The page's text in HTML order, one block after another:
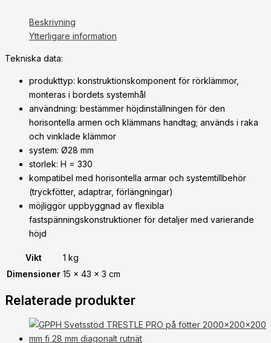
Beskrivning
Ytterligare information
Tekniska data:
produkttyp: konstruktionskomponent för rörklämmor,
monteras i bordets systemhål
användning: bestämmer höjdinställningen för den
horisontella armen och klämmans handtag; används i raka
och vinklade klämmor
system: Ø28 mm
storlek: H = 330
kompatibel med horisontella armar och systemtillbehör
(tryckfötter, adaptrar, förlängningar)
möjliggör uppbyggnad av flexibla
fastspänningskonstruktioner för detaljer med varierande
höjd
Vikt
1 kg
Dimensioner 15 × 43 × 3 cm
Relaterade produkter